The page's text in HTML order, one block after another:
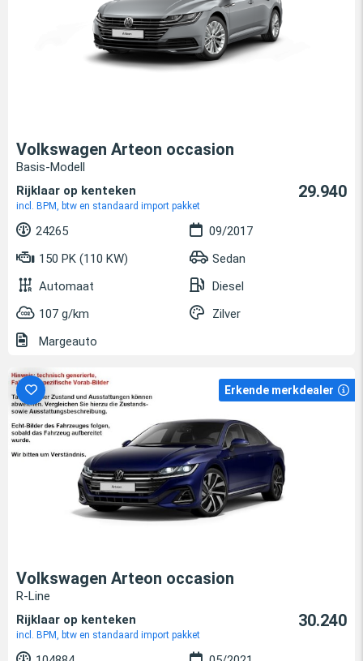
Volkswagen Arteon occasion
Basis-Modell
Rijklaar op kenteken
incl. BPM, btw en standaard import pakket
29.940
24265
09/2017
150 PK (110 KW)
Sedan
Automaat
Diesel
107 g/km
Zilver
Margeauto
Erkende merkdealer
Volkswagen Arteon occasion
R-Line
Rijklaar op kenteken
incl. BPM, btw en standaard import pakket
30.240